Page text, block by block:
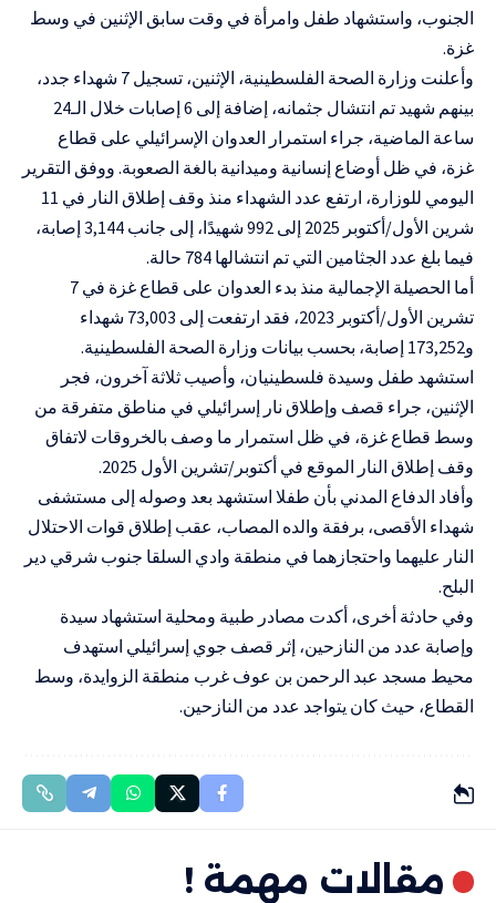
الجنوب، واستشهاد طفل وامرأة في وقت سابق الإثنين في وسط
غزة.
وأعلنت وزارة الصحة الفلسطينية، الإثنين، تسجيل 7 شهداء جدد،
بينهم شهيد تم انتشال جثمانه، إضافة إلى 6 إصابات خلال الـ24
ساعة الماضية، جراء استمرار العدوان الإسرائيلي على قطاع
غزة، في ظل أوضاع إنسانية وميدانية بالغة الصعوبة. ووفق التقرير
اليومي للوزارة، ارتفع عدد الشهداء منذ وقف إطلاق النار في 11
شرين الأول/أكتوبر 2025 إلى 992 شهيدًا، إلى جانب 3,144 إصابة،
فيما بلغ عدد الجثامين التي تم انتشالها 784 حالة.
أما الحصيلة الإجمالية منذ بدء العدوان على قطاع غزة في 7
تشرين الأول/أكتوبر 2023، فقد ارتفعت إلى 73,003 شهداء
و173,252 إصابة، بحسب بيانات وزارة الصحة الفلسطينية.
استشهد طفل وسيدة فلسطينيان، وأصيب ثلاثة آخرون، فجر
الإثنين، جراء قصف وإطلاق نار إسرائيلي في مناطق متفرقة من
وسط قطاع غزة، في ظل استمرار ما وصف بالخروقات لاتفاق
وقف إطلاق النار الموقع في أكتوبر/تشرين الأول 2025.
وأفاد الدفاع المدني بأن طفلا استشهد بعد وصوله إلى مستشفى
شهداء الأقصى، برفقة والده المصاب، عقب إطلاق قوات الاحتلال
النار عليهما واحتجازهما في منطقة وادي السلقا جنوب شرقي دير
البلح.
وفي حادثة أخرى، أكدت مصادر طبية ومحلية استشهاد سيدة
وإصابة عدد من النازحين، إثر قصف جوي إسرائيلي استهدف
محيط مسجد عبد الرحمن بن عوف غرب منطقة الزوايدة، وسط
القطاع، حيث كان يتواجد عدد من النازحين.
مقالات مهمة !